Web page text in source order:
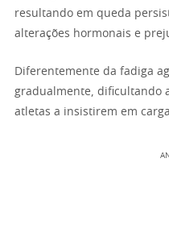
resultando em queda
alterações hormonais e
Diferentemente da fadiga
gradualmente, dificultando
atletas a insistirem em